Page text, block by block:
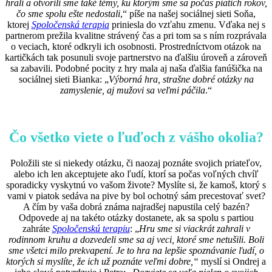
hrali a otvorili sme také témy, ku ktorým sme sa počas piatich rokov,
čo sme spolu ešte nedostali,“ píše na našej sociálnej sieti Soňa,
ktorej Spoločenská terapiapriniesla do vzťahu zmenu. Vďaka nej s
partnerom prežila kvalitne strávený čas a pri tom sa s ním rozprávala
o veciach, ktoré odkryli ich osobnosti. Prostredníctvom otázok na
kartičkách tak posunuli svoje partnerstvo na ďalšiu úroveň a zároveň
sa zabavili. Podobné pocity z hry mala aj naša ďalšia fanúšička na
sociálnej sieti Bianka: „Výborná hra, strašne dobré otázky na
zamyslenie, aj mužovi sa veľmi páčila.“
Čo všetko viete o ľuďoch z vášho okolia?
Položili ste si niekedy otázku, či naozaj poznáte svojich priateľov,
alebo ich len akceptujete ako ľudí, ktorí sa počas voľných chvíľ
sporadicky vyskytnú vo vašom živote? Myslíte si, že kamoš, ktorý s
vami v piatok sedáva na pive by bol ochotný sám precestovať svet?
A čím by vaša dobrá známa najradšej napustila celý bazén?
Odpovede aj na takéto otázky dostanete, ak sa spolu s partiou
zahráte Spoločenskú terapiu: „Hru sme si viackrát zahrali v
rodinnom kruhu a dozvedeli sme sa aj veci, ktoré sme netušili. Boli
sme všetci milo prekvapení. Je to hra na lepšie spoznávanie ľudí, o
ktorých si myslíte, že ich už poznáte veľmi dobre,“ myslí si Ondrej a